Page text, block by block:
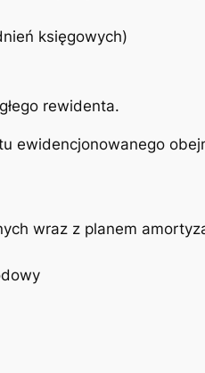
księgowych)
rewidenta.
ewidencjonowanego
wraz z planem